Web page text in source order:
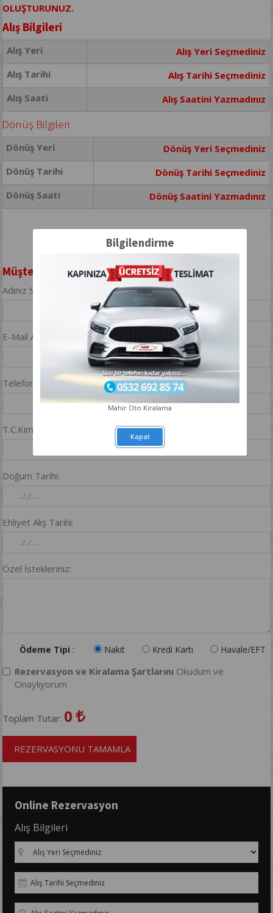
OLUŞTURUNUZ.
Alış Bilgileri
Alış Yeri
Alış Yeri Seçmediniz
Alış Tarihi
Alış Tarihi Seçmediniz
Alış Saati
Alış Saatini Yazmadınız
Dönüş Bilgileri
Dönüş Yeri
Dönüş Yeri Seçmediniz
Dönüş Tarihi
Dönüş Tarihi Seçmediniz
Dönüş Saati
Dönüş Saatini Yazmadınız
Müşteri Bilgileri
Adınız Soyadınız
E-Mail Adresiniz:
Telefon:
T.C.Kimlik No:
Doğum Tarihi:
Ehliyet Alış Tarihi:
Özel İstekleriniz:
Ödeme Tipi : Nakit Kredi Kartı Havale/EFT
Rezervasyon ve Kiralama Şartlarını Okudum ve
Onaylıyorum
Toplam Tutar: 0
REZERVASYONU TAMAMLA
Online Rezervasyon
Alış Bilgileri
Bilgilendirme
Mahir Oto Kiralama
Kapat